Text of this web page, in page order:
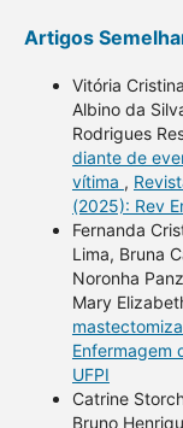
Artigos
Vitória
Albino da
Rodrigues
diante de
vítima ,
(2025): Rev
Fernanda
Lima, Bruna
Noronha
Mary
Enfermagem
UFPI
Catrine
Bruno